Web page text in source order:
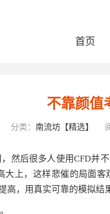
首页
不靠颜值
分类： 南流坊【精选】
然后很多人使用CFD并
上，这样悲催的局面
高，用真实可靠的模拟结